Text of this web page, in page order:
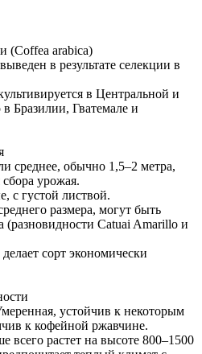
(Coffea arabica)
в результате селекции в
в Центральной и
Бразилии, Гватемале и
среднее, обычно 1,5–2 метра,
урожая.
с густой листвой.
размера, могут быть
(разновидности Catuai Amarillo и
сорт экономически
устойчив к некоторым
к кофейной ржавчине.
всего растет на высоте 800–1500